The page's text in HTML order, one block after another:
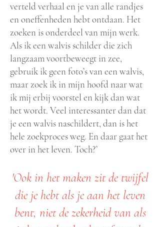
verteld verhaal en je van alle randjes
en oneffenheden hebt ontdaan. Het
zoeken is onderdeel van mijn werk.
Als ik een walvis schilder die zich
langzaam voortbeweegt in zee,
gebruik ik geen foto’s van een walvis,
maar zoek ik in mijn hoofd naar wat
ik mij erbij voorstel en kijk dan wat
het wordt. Veel interessanter dan dat
je een walvis naschildert, dan is het
hele zoekproces weg. En daar gaat het
over in het leven. Toch?’
'Ook in het maken zit de twijfel
die je hebt als je aan het leven
bent, niet de zekerheid van als